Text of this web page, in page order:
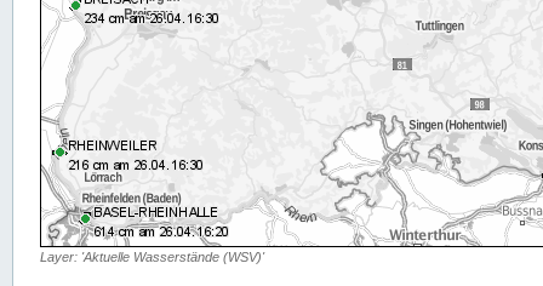
Layer: 'Aktuelle Wasserstände (WSV)'